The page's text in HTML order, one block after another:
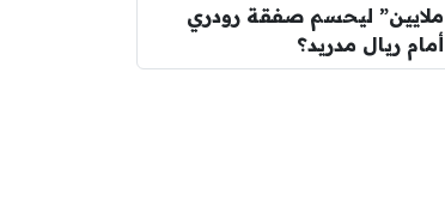
ملايين” ليحسم صفقة رودري
أمام ريال مدريد؟